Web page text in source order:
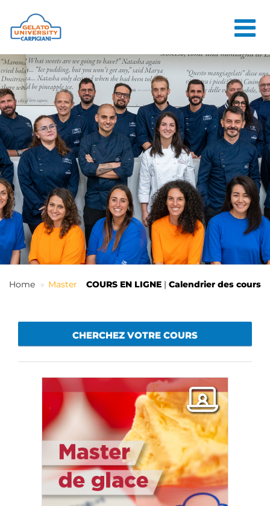
HOME
L'ÉCOLE
COURS EN
LIGNE
COURS
CONSEILS
CONTACTS
LOGIN
FR
Home Master COURS EN LIGNE | Calendrier des cours
CHERCHEZ VOTRE COURS